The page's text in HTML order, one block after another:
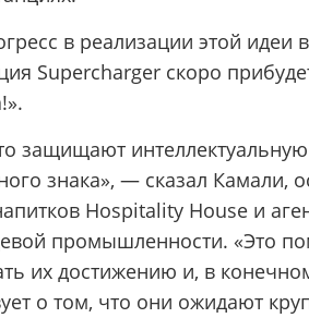
в реализации этой идеи
Supercharger скоро
защищают интеллектуальную
знака», — сказал Камали,
Hospitality House и
промышленности. «Это
их достижению и, в
о том, что они ожидают